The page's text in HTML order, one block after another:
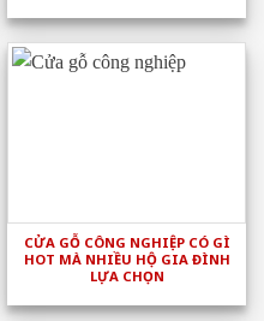
CỬA GỖ CÔNG NGHIỆP CÓ GÌ
HOT MÀ NHIỀU HỘ GIA ĐÌNH
LỰA CHỌN